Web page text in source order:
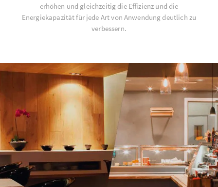
erhöhen und gleichzeitig die Effizienz und die
Energiekapazität für jede Art von Anwendung deutlich zu
verbessern.